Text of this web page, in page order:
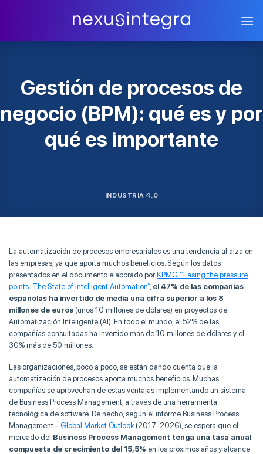
INDUSTRIA 4.0
Gestión de procesos de
negocio (BPM): qué es y por
qué es importante
La automatización de procesos empresariales es una tendencia al alza en
las empresas, ya que aporta muchos beneficios. Según los datos
presentados en el documento elaborado por KPMG “Easing the pressure
points: The State of Intelligent Automation”, el 47% de las compañías
españolas ha invertido de media una cifra superior a los 8
millones de euros (unos 10 millones de dólares) en proyectos de
Automatización Inteligente (AI). En todo el mundo, el 52% de las
compañías consultadas ha invertido más de 10 millones de dólares y el
30% más de 50 millones.
Las organizaciones, poco a poco, se están dando cuenta que la
automatización de procesos aporta muchos beneficios. Muchas
compañías se aprovechan de estas ventajas implementando un sistema
de Business Process Management, a través de una herramienta
tecnológica de software. De hecho, según el informe Business Process
Management – Global Market Outlook (2017-2026), se espera que el
mercado del Business Process Management tenga una tasa anual
compuesta de crecimiento del 15,5% en los próximos años y alcance